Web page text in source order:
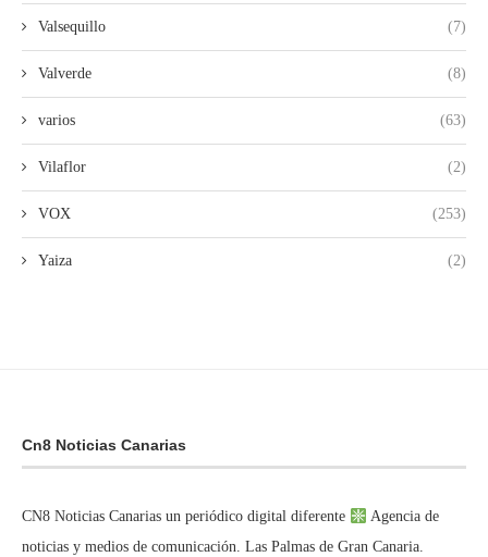
Valsequillo (7)
Valverde (8)
varios (63)
Vilaflor (2)
VOX (253)
Yaiza (2)
Cn8 Noticias Canarias
CN8 Noticias Canarias un periódico digital diferente
Agencia de
noticias y medios de comunicación. Las Palmas de Gran Canaria.